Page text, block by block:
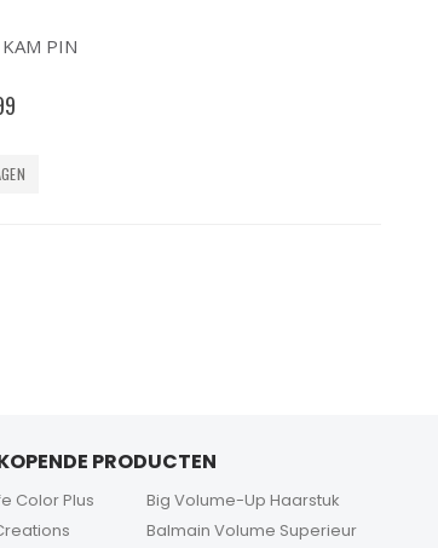
PIN
PRODUCTEN
Color Plus
Big Volume-Up Haarstuk
Balmain Volume Superieur